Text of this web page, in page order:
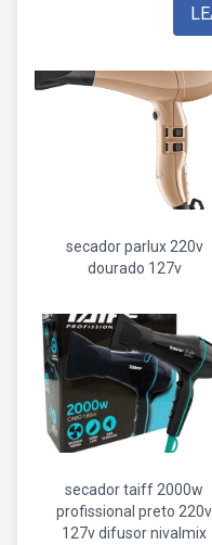
secador parlux 220v
dourado 127v
secador taiff 2000w
profissional preto 220v
127v difusor nivalmix